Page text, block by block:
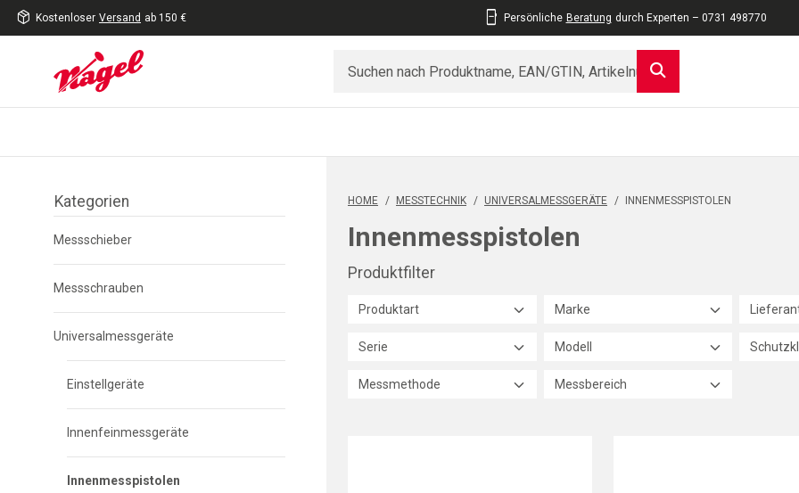
Kostenloser Versand ab 150 € Persönliche Beratung durch Experten – 0731 498770
Filter
überspringen
Kategorien
Messschieber
Messschrauben
Universalmessgeräte
Einstellgeräte
Innenfeinmessgeräte
Innenmesspistolen
HOME / MESSTECHNIK / UNIVERSALMESSGERÄTE / INNENMESSPISTOLEN
Innenmesspistolen
Produktfilter
Produktart Marke
Serie Modell
Messmethode Messbereich